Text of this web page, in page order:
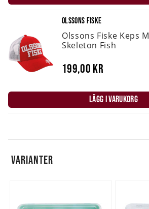
OLSSONS FISKE
Olssons Fiske Keps
Skeleton Fish
199,00 kr
LÄGG I VARUKORG
VARIANTER